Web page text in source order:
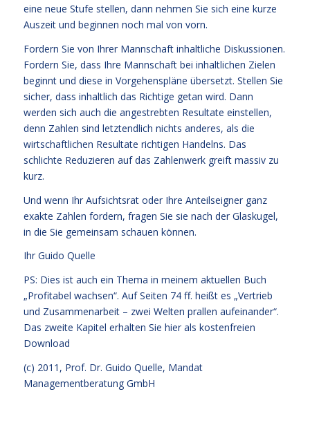
eine neue Stufe stellen, dann nehmen Sie sich eine kurze
Auszeit und beginnen noch mal von vorn.
Fordern Sie von Ihrer Mannschaft inhaltliche Diskussionen.
Fordern Sie, dass Ihre Mannschaft bei inhaltlichen Zielen
beginnt und diese in Vorgehenspläne übersetzt. Stellen Sie
sicher, dass inhaltlich das Richtige getan wird. Dann
werden sich auch die angestrebten Resultate einstellen,
denn Zahlen sind letztendlich nichts anderes, als die
wirtschaftlichen Resultate richtigen Handelns. Das
schlichte Reduzieren auf das Zahlenwerk greift massiv zu
kurz.
Und wenn Ihr Aufsichtsrat oder Ihre Anteilseigner ganz
exakte Zahlen fordern, fragen Sie sie nach der Glaskugel,
in die Sie gemeinsam schauen können.
Ihr Guido Quelle
PS: Dies ist auch ein Thema in meinem aktuellen Buch
„Profitabel wachsen“. Auf Seiten 74 ff. heißt es „Vertrieb
und Zusammenarbeit – zwei Welten prallen aufeinander“.
Das zweite Kapitel erhalten Sie hier als kostenfreien
Download
(c) 2011, Prof. Dr. Guido Quelle, Mandat
Managementberatung GmbH